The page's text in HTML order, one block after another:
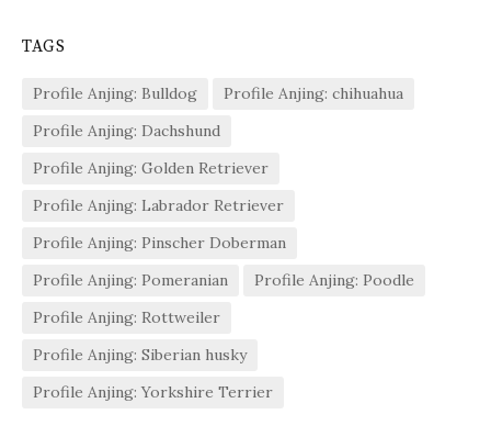
TAGS
Profile Anjing: Bulldog
Profile Anjing: chihuahua
Profile Anjing: Dachshund
Profile Anjing: Golden Retriever
Profile Anjing: Labrador Retriever
Profile Anjing: Pinscher Doberman
Profile Anjing: Pomeranian
Profile Anjing: Poodle
Profile Anjing: Rottweiler
Profile Anjing: Siberian husky
Profile Anjing: Yorkshire Terrier